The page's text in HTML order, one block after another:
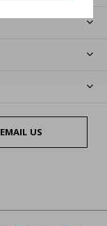
EMAIL US